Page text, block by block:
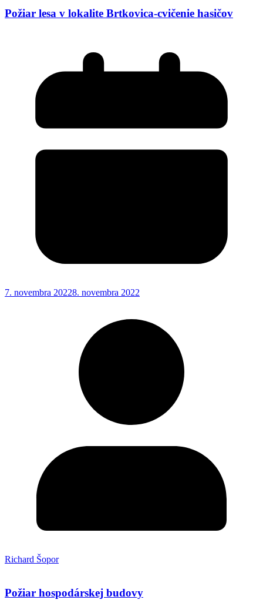
Požiar lesa v lokalite Brtkovica-cvičenie hasičov
7. novembra 20228. novembra 2022
Richard Šopor
Požiar hospodárskej budovy